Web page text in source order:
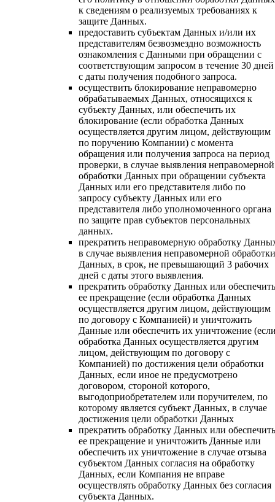
к сведениям о реализуемых требованиях к
защите Данных.
предоставить субъектам Данных и/или их
представителям безвозмездно возможность
ознакомления с Данными при обращении с
соответствующим запросом в течение 30 дней
с даты получения подобного запроса.
осуществить блокирование неправомерно
обрабатываемых Данных, относящихся к
субъекту Данных, или обеспечить их
блокирование (если обработка Данных
осуществляется другим лицом, действующим
по поручению Компании) с момента
обращения или получения запроса на период
проверки, в случае выявления неправомерной
обработки Данных при обращении субъекта
Данных или его представителя либо по
запросу субъекту Данных или его
представителя либо уполномоченного органа
по защите прав субъектов персональных
данных.
прекратить неправомерную обработку
в случае выявления неправомерной обработки
Данных, в срок, не превышающий 3 рабочих
дней с даты этого выявления.
прекратить обработку Данных или обеспечить
ее прекращение (если обработка Данных
осуществляется другим лицом, действующим
по договору с Компанией) и уничтожить
Данные или обеспечить их уничтожение
обработка Данных осуществляется другим
лицом, действующим по договору с
Компанией) по достижения цели обработки
Данных, если иное не предусмотрено
договором, стороной которого,
выгодоприобретателем или поручителем, по
которому является субъект Данных, в случае
достижения цели обработки Данных
прекратить обработку Данных или обеспечить
ее прекращение и уничтожить Данные или
обеспечить их уничтожение в случае отзыва
субъектом Данных согласия на обработку
Данных, если Компания не вправе
осуществлять обработку Данных без согласия
субъекта Данных.